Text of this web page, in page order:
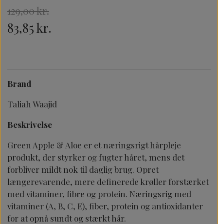
129,00 kr.
83,85 kr.
Brand
Taliah Waajid
Beskrivelse
Green Apple & Aloe er et næringsrigt hårpleje
produkt, der styrker og fugter håret, mens det
forbliver mildt nok til daglig brug. Opret
længerevarende, mere definerede krøller forstærket
med vitaminer, fibre og protein. Næringsrig med
vitaminer (A, B, C, E), fiber, protein og antioxidanter
for at opnå sundt og stærkt hår.